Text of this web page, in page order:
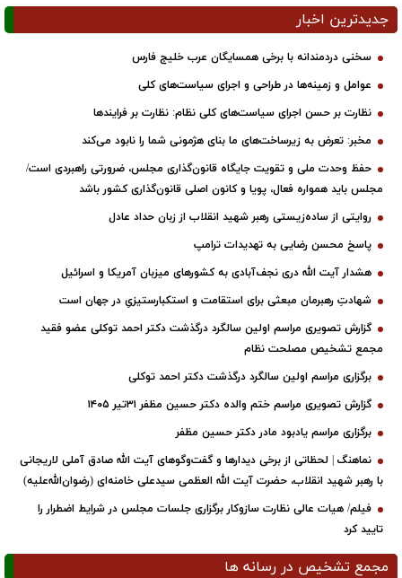
جدیدترین اخبار
سخنی دردمندانه با برخی همسایگان عرب خلیج فارس
عوامل و زمینه‌ها در طراحی و اجرای سیاست‌های کلی
نظارت بر حسن اجرای سیاست‌های کلی نظام: نظارت بر فرایندها
مخبر: تعرض به زیرساخت‌های ما بنای هژمونی شما را نابود می‌کند
حفظ وحدت ملی و تقویت جایگاه قانون‌گذاری مجلس، ضرورتی راهبردی است/
مجلس باید همواره فعال، پویا و کانون اصلی قانون‌گذاری کشور باشد
روایتی از ساده‌زیستی رهبر شهید انقلاب از زبان حداد عادل
پاسخ محسن رضایی به تهدیدات ترامپ
هشدار آیت الله دری نجف‌آبادی به کشورهای میزبان آمریکا و اسرائیل
شهادتِ رهبرمان مبعثی برای استقامت و استکبارستیزیِ در جهان است
گزارش تصویری مراسم اولین سالگرد درگذشت دکتر احمد توکلی عضو فقید
مجمع تشخیص مصلحت نظام
برگزاری مراسم اولین سالگرد درگذشت دکتر احمد توکلی
گزارش تصویری مراسم ختم والده دکتر حسین مظفر ۳۱تیر ۱۴۰۵
برگزاری مراسم یادبود مادر دکتر حسین مظفر
نماهنگ | لحظاتی از برخی دیدارها و گفت‌وگوهای آیت ‌الله صادق آملی لاریجانی
با رهبر شهید انقلاب، حضرت آیت‌ الله العظمی سیدعلی خامنه‌ای (رضوان‌الله‌علیه)
فیلم/ هیات عالی نظارت سازوکار برگزاری جلسات مجلس در شرایط اضطرار را
تایید کرد
مجمع تشخیص در رسانه ها